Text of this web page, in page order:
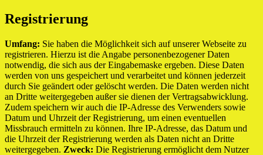
Registrierung
Umfang: Sie haben die Möglichkeit sich auf unserer Webseite zu
registrieren. Hierzu ist die Angabe personenbezogener Daten
notwendig, die sich aus der Eingabemaske ergeben. Diese Daten
werden von uns gespeichert und verarbeitet und können jederzeit
durch Sie geändert oder gelöscht werden. Die Daten werden nicht
an Dritte weitergegeben außer sie dienen der Vertragsabwicklung.
Zudem speichern wir auch die IP-Adresse des Verwenders sowie
Datum und Uhrzeit der Registrierung, um einen eventuellen
Missbrauch ermitteln zu können. Ihre IP-Adresse, das Datum und
die Uhrzeit der Registrierung werden als Daten nicht an Dritte
weitergegeben. Zweck: Die Registrierung ermöglicht dem Nutzer